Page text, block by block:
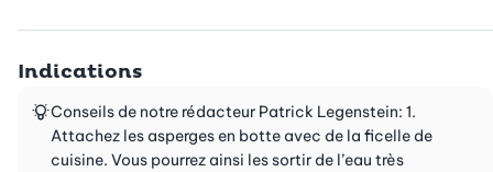
Indications
Conseils de notre rédacteur Patrick Legenstein: 1.
Attachez les asperges en botte avec de la ficelle de
cuisine. Vous pourrez ainsi les sortir de l’eau très